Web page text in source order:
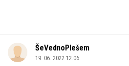
ŠeVednoPlešem
19. 06. 2022 12.06